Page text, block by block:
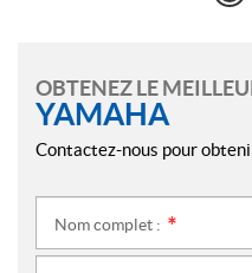
OBTENEZ LE
YAMAHA
Contactez-nous pour
Nom complet :